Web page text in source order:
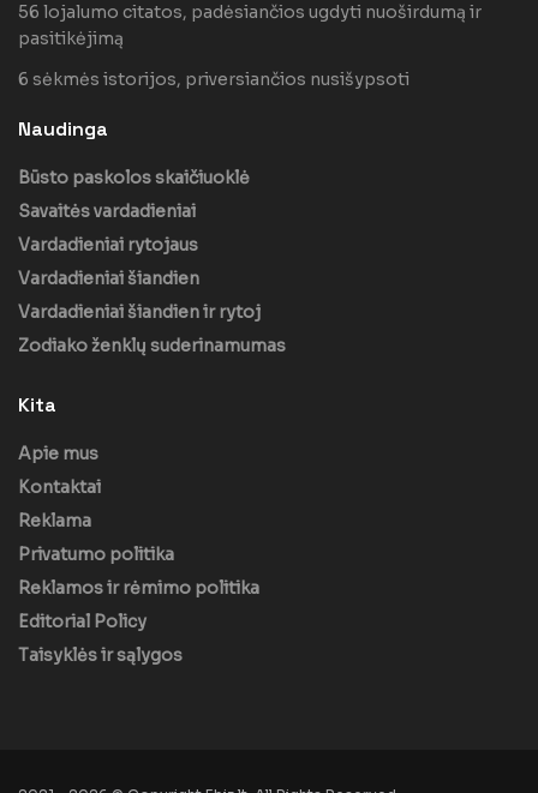
56 lojalumo citatos, padėsiančios ugdyti nuoširdumą ir
pasitikėjimą
6 sėkmės istorijos, priversiančios nusišypsoti
Naudinga
Būsto paskolos skaičiuoklė
Savaitės vardadieniai
Vardadieniai rytojaus
Vardadieniai šiandien
Vardadieniai šiandien ir rytoj
Zodiako ženklų suderinamumas
Kita
Apie mus
Kontaktai
Reklama
Privatumo politika
Reklamos ir rėmimo politika
Editorial Policy
Taisyklės ir sąlygos